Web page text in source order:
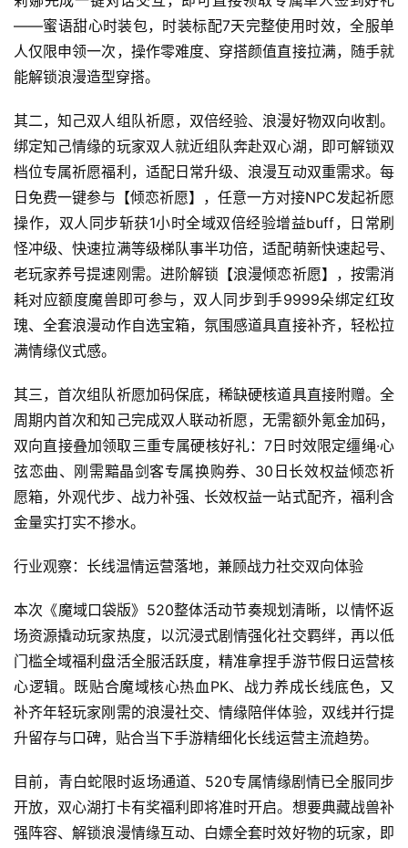
第
十
三
金
茶
奖
7
月
0
日
游
茶
对
接
海
站
中
文
中
国
)
——蜜语甜心时装包，时装标配7天完整使用时效，全服单
人仅限申领一次，操作零难度、穿搭颜值直接拉满，随手就
能解锁浪漫造型穿搭。
其二，知己双人组队祈愿，双倍经验、浪漫好物双向收割。
绑定知己情缘的玩家双人就近组队奔赴双心湖，即可解锁双
档位专属祈愿福利，适配日常升级、浪漫互动双重需求。每
日免费一键参与【倾恋祈愿】，任意一方对接NPC发起祈愿
操作，双人同步斩获1小时全域双倍经验增益buff，日常刷
怪冲级、快速拉满等级梯队事半功倍，适配萌新快速起号、
老玩家养号提速刚需。进阶解锁【浪漫倾恋祈愿】，按需消
耗对应额度魔兽即可参与，双人同步到手9999朵绑定红玫
瑰、全套浪漫动作自选宝箱，氛围感道具直接补齐，轻松拉
满情缘仪式感。
其三，首次组队祈愿加码保底，稀缺硬核道具直接附赠。全
周期内首次和知己完成双人联动祈愿，无需额外氪金加码，
双向直接叠加领取三重专属硬核好礼：7日时效限定缰绳·心
弦恋曲、刚需黯晶剑客专属换购券、30日长效权益倾恋祈
愿箱，外观代步、战力补强、长效权益一站式配齐，福利含
金量实打实不掺水。
行业观察：长线温情运营落地，兼顾战力社交双向体验
本次《魔域口袋版》520整体活动节奏规划清晰，以情怀返
场资源撬动玩家热度，以沉浸式剧情强化社交羁绊，再以低
门槛全域福利盘活全服活跃度，精准拿捏手游节假日运营核
心逻辑。既贴合魔域核心热血PK、战力养成长线底色，又
补齐年轻玩家刚需的浪漫社交、情缘陪伴体验，双线并行提
升留存与口碑，贴合当下手游精细化长线运营主流趋势。
目前，青白蛇限时返场通道、520专属情缘剧情已全服同步
开放，双心湖打卡有奖福利即将准时开启。想要典藏战兽补
强阵容、解锁浪漫情缘互动、白嫖全套时效好物的玩家，即